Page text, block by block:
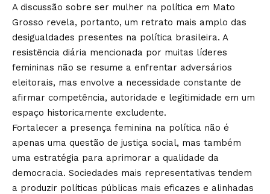
A discussão sobre ser mulher na política em Mato
Grosso revela, portanto, um retrato mais amplo das
desigualdades presentes na política brasileira. A
resistência diária mencionada por muitas líderes
femininas não se resume a enfrentar adversários
eleitorais, mas envolve a necessidade constante de
afirmar competência, autoridade e legitimidade em um
espaço historicamente excludente.
Fortalecer a presença feminina na política não é
apenas uma questão de justiça social, mas também
uma estratégia para aprimorar a qualidade da
democracia. Sociedades mais representativas tendem
a produzir políticas públicas mais eficazes e alinhadas